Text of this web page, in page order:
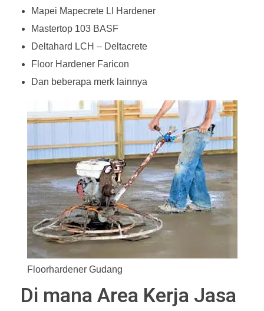
Mapei Mapecrete LI Hardener
Mastertop 103 BASF
Deltahard LCH – Deltacrete
Floor Hardener Faricon
Dan beberapa merk lainnya
Floorhardener Gudang
Di mana Area Kerja Jasa